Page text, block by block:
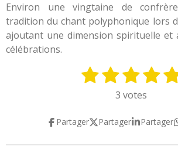
Environ une vingtaine de
tradition du chant polyphonique lors
ajoutant une dimension spirituelle et
célébrations.
a
1
o
2
o
3
é
o
4
é
o
5
o
3 votes
Partager Partager Partager